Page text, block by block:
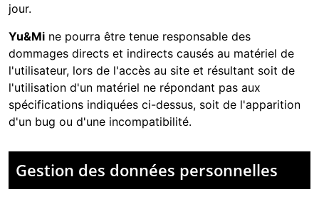
jour.
Yu&Mi ne pourra être tenue responsable des
dommages directs et indirects causés au matériel de
l'utilisateur, lors de l'accès au site et résultant soit de
l'utilisation d'un matériel ne répondant pas aux
spécifications indiquées ci-dessus, soit de l'apparition
d'un bug ou d'une incompatibilité.
Gestion des données personnelles